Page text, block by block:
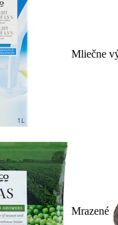
Mliečne
Mrazené